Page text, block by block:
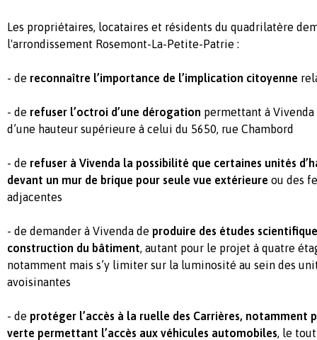
Les propriétaires, locataires et résidents du quadrilatère
l'arrondissement Rosemont-La-Petite-Patrie :
- de reconnaître l’importance de l’implication citoyenne
- de refuser l’octroi d’une dérogation permettant à
d’une hauteur supérieure à celui du 5650, rue Chambord
- de refuser à Vivenda la possibilité que certaines unités
devant un mur de brique pour seule vue extérieure ou des
adjacentes
- de demander à Vivenda de produire des études
construction du bâtiment, autant pour le projet à quatre
notamment mais s’y limiter sur la luminosité au sein des
avoisinantes
- de protéger l’accès à la ruelle des Carrières, notamment
verte permettant l’accès aux véhicules automobiles, le